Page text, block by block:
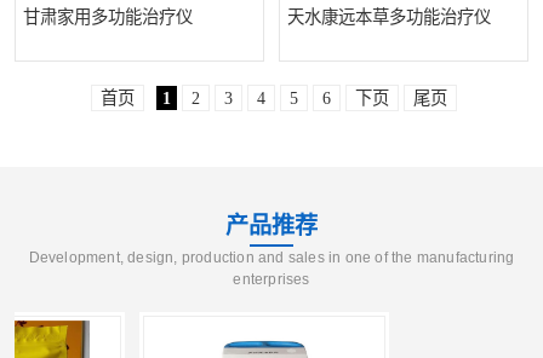
甘肃家用多功能治疗仪 天水康远本草多功能治疗仪
首页 1 2 3 4 5 6 下页 尾页
产品推荐
Development, design, production and sales in one of the manufacturing
enterprises